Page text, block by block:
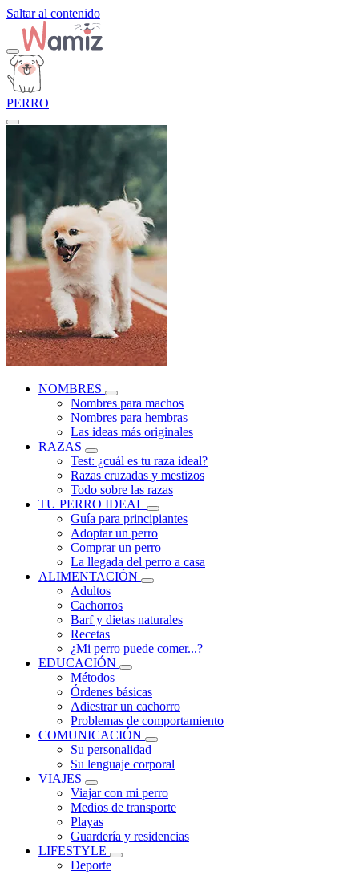
Saltar al contenido
PERRO
NOMBRES
Nombres para machos
Nombres para hembras
Las ideas más originales
RAZAS
Test: ¿cuál es tu raza ideal?
Razas cruzadas y mestizos
Todo sobre las razas
TU PERRO IDEAL
Guía para principiantes
Adoptar un perro
Comprar un perro
La llegada del perro a casa
ALIMENTACIÓN
Adultos
Cachorros
Barf y dietas naturales
Recetas
¿Mi perro puede comer...?
EDUCACIÓN
Métodos
Órdenes básicas
Adiestrar un cachorro
Problemas de comportamiento
COMUNICACIÓN
Su personalidad
Su lenguaje corporal
VIAJES
Viajar con mi perro
Medios de transporte
Playas
Guardería y residencias
LIFESTYLE
Deporte